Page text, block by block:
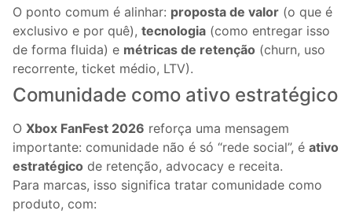
O ponto comum é alinhar: proposta de valor (o que é
exclusivo e por quê), tecnologia (como entregar isso
de forma fluida) e métricas de retenção (churn, uso
recorrente, ticket médio, LTV).
Comunidade como ativo estratégico
O Xbox FanFest 2026 reforça uma mensagem
importante: comunidade não é só “rede social”, é ativo
estratégico de retenção, advocacy e receita.
Para marcas, isso significa tratar comunidade como
produto, com: